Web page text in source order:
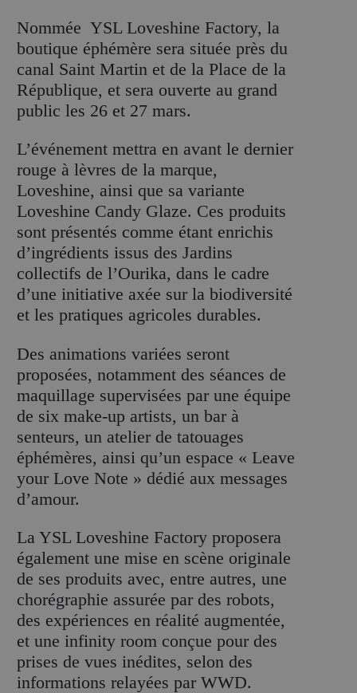
Nommée YSL Loveshine Factory, la
boutique éphémère sera située près du
canal Saint Martin et de la Place de la
République, et sera ouverte au grand
public les 26 et 27 mars.
L’événement mettra en avant le dernier
rouge à lèvres de la marque,
Loveshine, ainsi que sa variante
Loveshine Candy Glaze. Ces produits
sont présentés comme étant enrichis
d’ingrédients issus des Jardins
collectifs de l’Ourika, dans le cadre
d’une initiative axée sur la biodiversité
et les pratiques agricoles durables.
Des animations variées seront
proposées, notamment des séances de
maquillage supervisées par une équipe
de six make-up artists, un bar à
senteurs, un atelier de tatouages
éphémères, ainsi qu’un espace « Leave
your Love Note » dédié aux messages
d’amour.
La YSL Loveshine Factory proposera
également une mise en scène originale
de ses produits avec, entre autres, une
chorégraphie assurée par des robots,
des expériences en réalité augmentée,
et une infinity room conçue pour des
prises de vues inédites, selon des
informations relayées par WWD.